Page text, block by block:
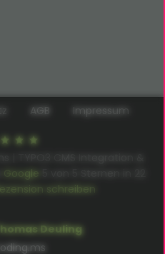
Deuling
AGB Impressum
| TYPO3 CMS Integration &
Google
schreiben